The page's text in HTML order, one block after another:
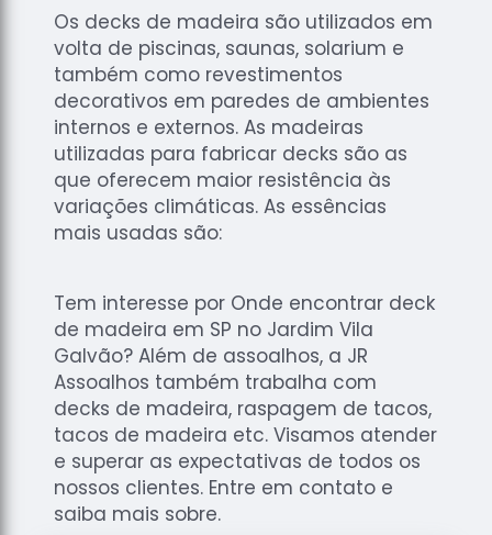
de Tacos
de
Madeiras
Raspagens
de Pisos
Tacos de
Madeiras
Os decks de madeira são utilizados em
volta de piscinas, saunas, solarium e
também como revestimentos
decorativos em paredes de ambientes
internos e externos. As madeiras
utilizadas para fabricar decks são as
que oferecem maior resistência às
variações climáticas. As essências
mais usadas são:
Tem interesse por Onde encontrar deck
de madeira em SP no Jardim Vila
Galvão? Além de assoalhos, a JR
Assoalhos também trabalha com
decks de madeira, raspagem de tacos,
tacos de madeira etc. Visamos atender
e superar as expectativas de todos os
nossos clientes. Entre em contato e
saiba mais sobre.